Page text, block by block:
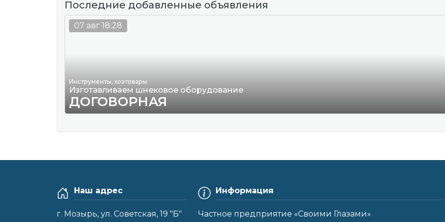
Последние добавленные объявления
Инструменты, хозтовары
Изготавливаем шнековое оборудование
ДОГОВОРНАЯ
07 авг 18:28
Наш адрес
г. Мозырь, ул. Советская, 19 "Б"
Информация
Частное предприятие «Своими Глазами»